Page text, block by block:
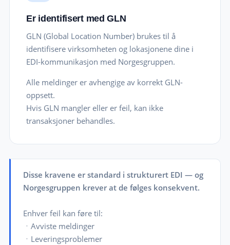
Er identifisert med GLN
GLN (Global Location Number) brukes til å
identifisere virksomheten og lokasjonene dine i
EDI-kommunikasjon med Norgesgruppen.
Alle meldinger er avhengige av korrekt GLN-
oppsett.
Hvis GLN mangler eller er feil, kan ikke
transaksjoner behandles.
Disse kravene er standard i strukturert EDI — og
Norgesgruppen krever at de følges konsekvent.
Enhver feil kan føre til:
ㆍAvviste meldinger
ㆍLeveringsproblemer